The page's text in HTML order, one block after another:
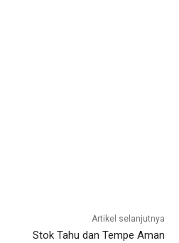
Artikel selanjutnya
Stok Tahu dan Tempe Aman